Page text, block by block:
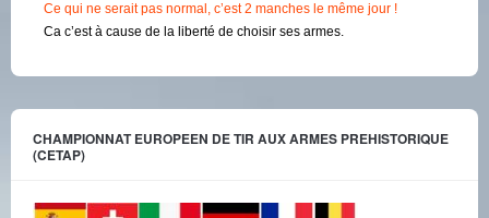
Ce qui ne serait pas normal, c’est 2 manches le même jour !
Ca c’est à cause de la liberté de choisir ses armes.
CHAMPIONNAT EUROPEEN DE TIR AUX ARMES PREHISTORIQUE
(CETAP)